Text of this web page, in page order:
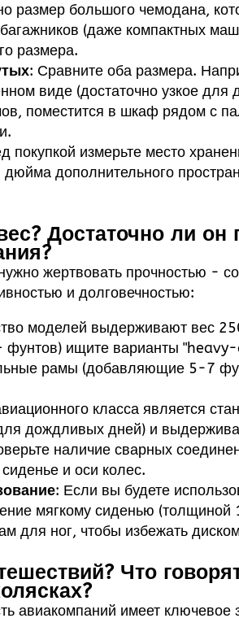
размер большого чемодана,
(даже компактных
размера.
: Сравните оба размера.
виде (достаточно узкое для
поместится в шкаф рядом с
покупкой измерьте место
дополнительного
Достаточно ли он
жертвовать прочностью -
и долговечностью:
моделей выдерживают вес
фунтов) ищите варианты
рамы (добавляющие 5-7
класса является
дождливых дней) и
наличие сварных
и оси колес.
: Если вы будете
мягкому сиденью
для ног, чтобы избежать
Что
авиакомпаний имеет ключевое